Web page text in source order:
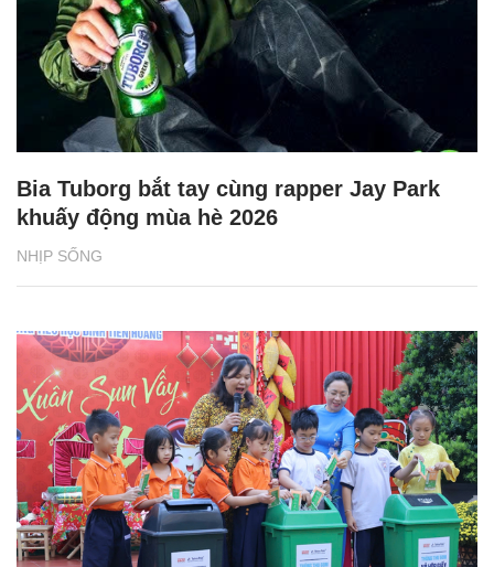
NHỊP SỐNG
Bia Tuborg bắt tay cùng rapper Jay Park
khuấy động mùa hè 2026